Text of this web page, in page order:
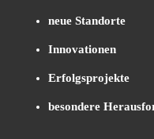
neue Standorte
Innovationen
Erfolgsprojekte
besondere